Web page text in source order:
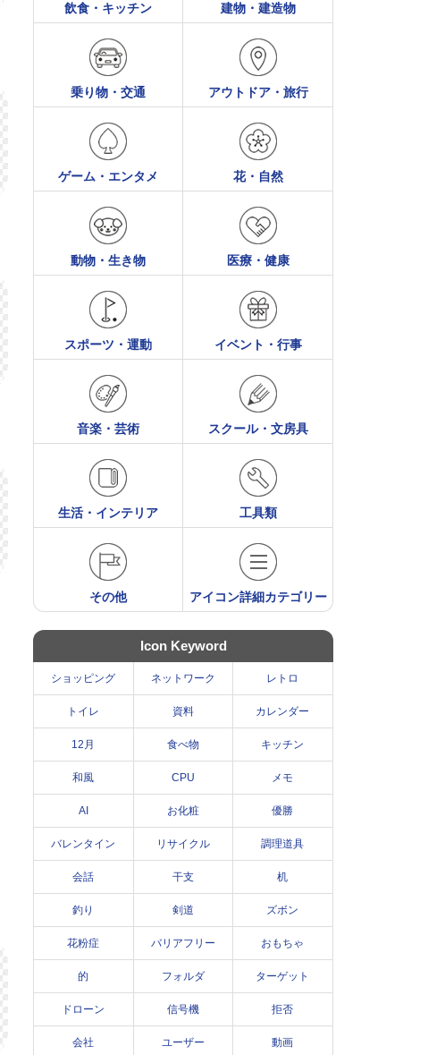
飲食・キッチン 建物・建造物
乗り物・交通 アウトドア・旅行
ゲーム・エンタメ 花・自然
動物・生き物 医療・健康
スポーツ・運動 イベント・行事
音楽・芸術 スクール・文房具
生活・インテリア 工具類
その他 アイコン詳細カテゴリー
Icon Keyword
ショッピング ネットワーク レトロ
トイレ 資料 カレンダー
12月 食べ物 キッチン
和風 CPU メモ
AI お化粧 優勝
バレンタイン リサイクル 調理道具
会話 干支 机
釣り 剣道 ズボン
花粉症 バリアフリー おもちゃ
的 フォルダ ターゲット
ドローン 信号機 拒否
会社 ユーザー 動画